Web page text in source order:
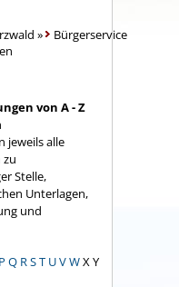
»
Bürgerservice
von A - Z
jeweils alle
Stelle,
Unterlagen,
und
P Q RST UVWX Y